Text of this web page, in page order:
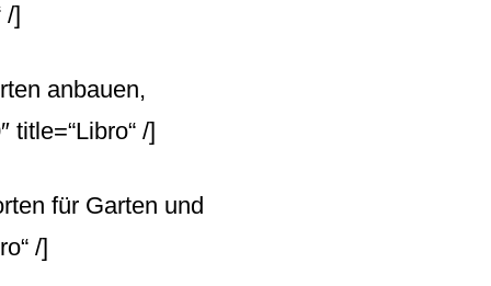
/]
anbauen,
title=“Libro“ /]
für Garten und
/]